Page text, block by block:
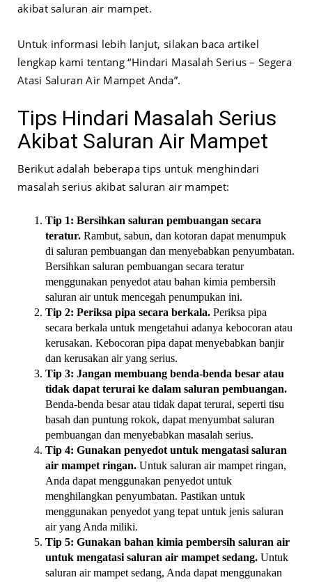
akibat saluran air mampet.
Untuk informasi lebih lanjut, silakan baca artikel
lengkap kami tentang “Hindari Masalah Serius – Segera
Atasi Saluran Air Mampet Anda”.
Tips Hindari Masalah Serius
Akibat Saluran Air Mampet
Berikut adalah beberapa tips untuk menghindari
masalah serius akibat saluran air mampet:
Tip 1: Bersihkan saluran pembuangan secara
teratur. Rambut, sabun, dan kotoran dapat menumpuk
di saluran pembuangan dan menyebabkan penyumbatan.
Bersihkan saluran pembuangan secara teratur
menggunakan penyedot atau bahan kimia pembersih
saluran air untuk mencegah penumpukan ini.
Tip 2: Periksa pipa secara berkala. Periksa pipa
secara berkala untuk mengetahui adanya kebocoran atau
kerusakan. Kebocoran pipa dapat menyebabkan banjir
dan kerusakan air yang serius.
Tip 3: Jangan membuang benda-benda besar atau
tidak dapat terurai ke dalam saluran pembuangan.
Benda-benda besar atau tidak dapat terurai, seperti tisu
basah dan puntung rokok, dapat menyumbat saluran
pembuangan dan menyebabkan masalah serius.
Tip 4: Gunakan penyedot untuk mengatasi saluran
air mampet ringan. Untuk saluran air mampet ringan,
Anda dapat menggunakan penyedot untuk
menghilangkan penyumbatan. Pastikan untuk
menggunakan penyedot yang tepat untuk jenis saluran
air yang Anda miliki.
Tip 5: Gunakan bahan kimia pembersih saluran air
untuk mengatasi saluran air mampet sedang. Untuk
saluran air mampet sedang, Anda dapat menggunakan